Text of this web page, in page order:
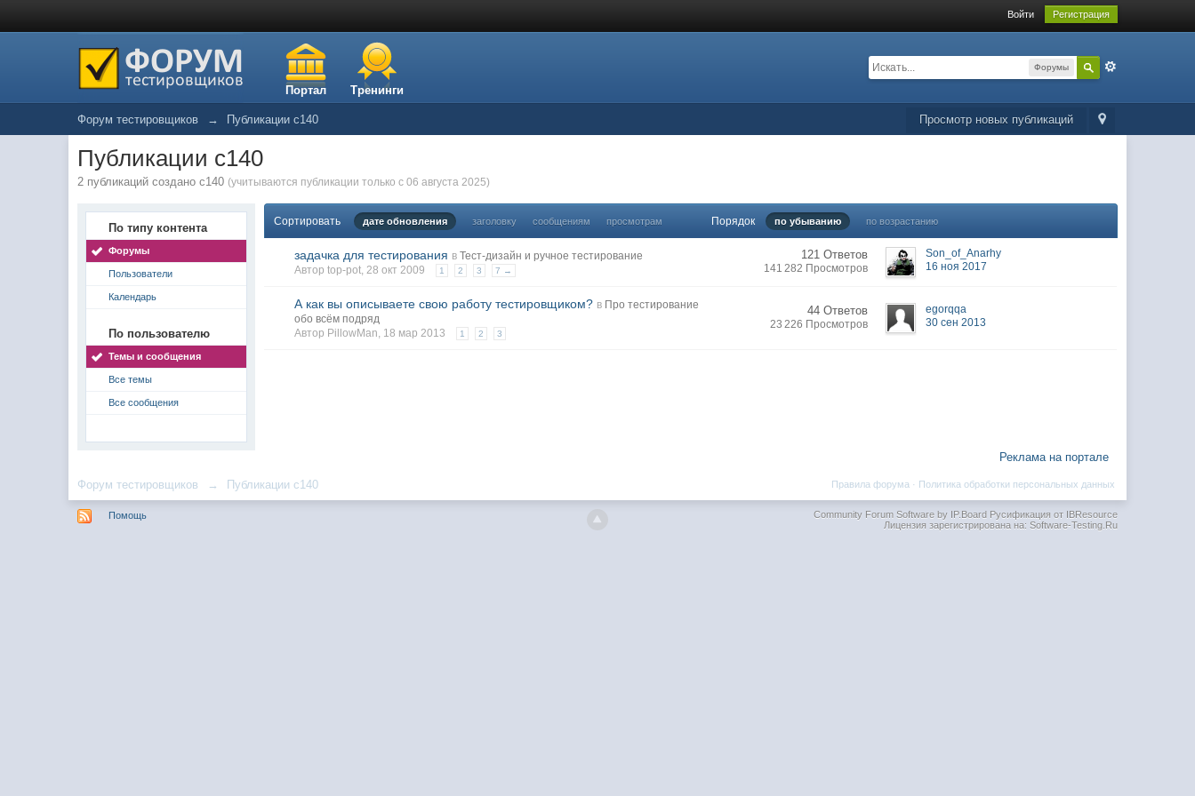
Войти Регистрация
Портал Тренинги
Форумы
Просмотр новых публикаций
Форум тестировщиков → Публикации c140
Публикации c140
2 публикаций создано c140 (учитываются публикации только с 06 августа 2025)
По типу контента
Форумы
Пользователи
Календарь
По пользователю
Темы и сообщения
Все темы
Все сообщения
Сортировать дате обновления заголовку сообщениям просмотрам Порядок по убыванию по возрастанию
задачка для тестирования в Тест-дизайн и ручное тестирование
Авторtop-pot, 28 окт 2009 1 2 3 7 →
121 Ответов
141 282 Просмотров
Son_of_Anarhy
16 ноя 2017
А как вы описываете свою работу тестировщиком? в Про тестирование
обо всём подряд
Автор PillowMan, 18 мар 2013 1 2 3
44 Ответов
23 226 Просмотров
egorqqa
30 сен 2013
Реклама на портале
Форум тестировщиков → Публикации c140 Политика обработки персональных данных
Правила форума ·
Помощь Community Forum Software by IP.BoardРусификация от IBResource
Лицензия зарегистрирована на: Software-Testing.Ru